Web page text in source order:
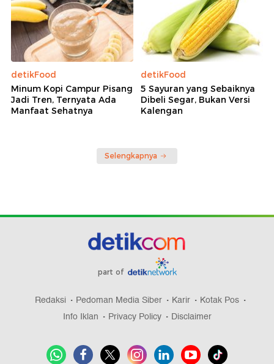
detikFood
Minum Kopi Campur Pisang
Jadi Tren, Ternyata Ada
Manfaat Sehatnya
detikFood
5 Sayuran yang Sebaiknya
Dibeli Segar, Bukan Versi
Kalengan
Selengkapnya
part of
Redaksi Pedoman Media Siber Karir
Kotak Pos
Info Iklan
Privacy Policy Disclaimer